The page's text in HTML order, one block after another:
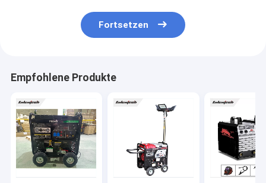
Fortsetzen
Empfohlene Produkte